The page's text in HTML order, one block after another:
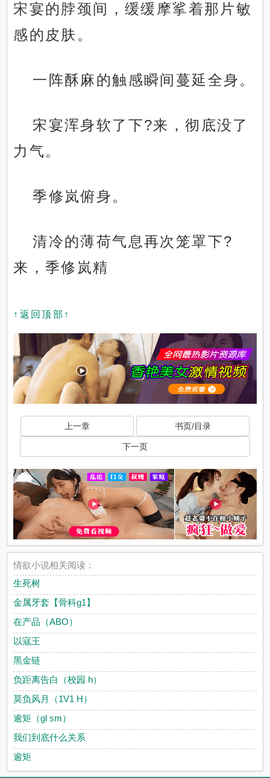
宋宴的脖颈间，缓缓摩挲着那片敏
感的皮肤。
一阵酥麻的触感瞬间蔓延全身。
宋宴浑身软了下?来，彻底没了
力气。
季修岚俯身。
清冷的薄荷气息再次笼罩下?
来，季修岚精
↑返回顶部↑
上一章 书页/目录
下一页
情欲小说相关阅读：
生死树
金属牙套【骨科g1】
在产品（ABO）
以寇王
黑金链
负距离告白（校园 h）
莫负风月（1V1 H）
逾矩（gl sm）
我们到底什么关系
逾矩